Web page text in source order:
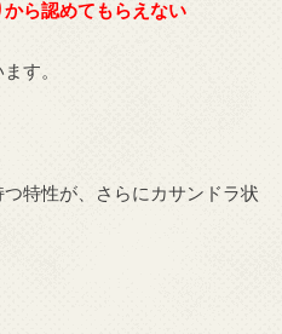
ら認めてもらえない
す。
特性が、さらにカサンドラ状